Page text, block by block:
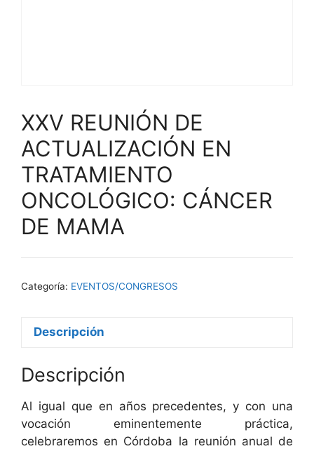
XXV REUNIÓN DE
ACTUALIZACIÓN EN
TRATAMIENTO
ONCOLÓGICO: CÁNCER
DE MAMA
Categoría: EVENTOS/CONGRESOS
Descripción
Descripción
Al igual que en años precedentes, y con una
vocación eminentemente práctica,
celebraremos en Córdoba la reunión anual de